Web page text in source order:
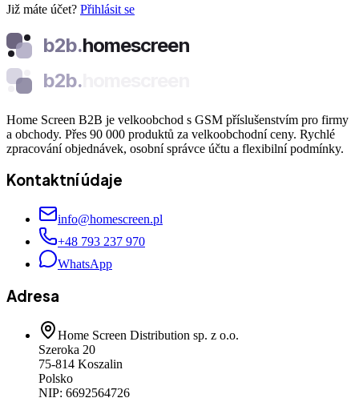
Již máte účet? Přihlásit se
b2b.homescreen
b2b.
Home Screen B2B je velkoobchod s GSM příslušenstvím pro firmy
a obchody. Přes 90 000 produktů za velkoobchodní ceny. Rychlé
zpracování objednávek, osobní správce účtu a flexibilní podmínky.
Kontaktní údaje
info@homescreen.pl
+48 793 237 970
WhatsApp
Adresa
Home Screen Distribution sp. z o.o.
Szeroka 20
75-814 Koszalin
Polsko
NIP: 6692564726